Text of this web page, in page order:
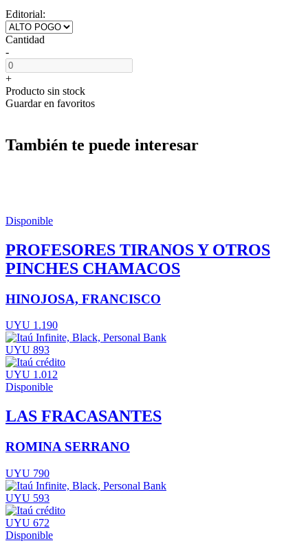
Editorial:
Cantidad
-
+
Producto sin stock
Guardar en favoritos
También te puede interesar
Disponible
PROFESORES TIRANOS Y OTROS
PINCHES CHAMACOS
HINOJOSA, FRANCISCO
UYU 1.190
UYU 893
UYU 1.012
Disponible
LAS FRACASANTES
ROMINA SERRANO
UYU 790
UYU 593
UYU 672
Disponible